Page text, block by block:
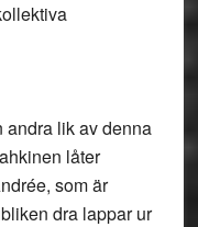
andra lik av denna
låter
som är
dra lappar ur